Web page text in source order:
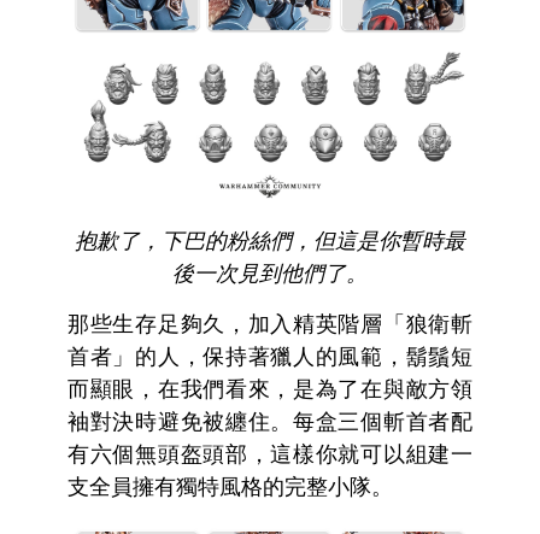
抱歉了，下巴的粉絲們，但這是你暫時最
後一次見到他們了。
那些生存足夠久，加入精英階層「狼衛斬
首者」的人，保持著獵人的風範，鬍鬚短
而顯眼，在我們看來，是為了在與敵方領
袖對決時避免被纏住。每盒三個斬首者配
有六個無頭盔頭部，這樣你就可以組建一
支全員擁有獨特風格的完整小隊。